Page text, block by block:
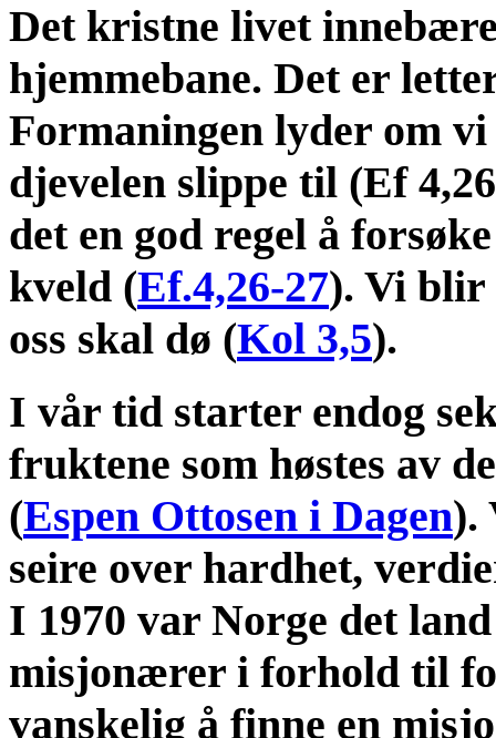
Det kristne livet
hjemmebane. Det er
Formaningen lyder om
djevelen slippe til (Ef
det en god regel å
kveld (Ef.4,26-27). Vi blir
oss skal dø (Kol 3,5).
I vår tid starter endog
fruktene som høstes av
(Espen Ottosen i Dagen).
seire over hardhet,
I 1970 var Norge det
misjonærer i forhold til
vanskelig å finne en